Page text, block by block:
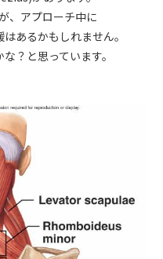
、アプローチ中に
あるかもしれません。
？と思っています。